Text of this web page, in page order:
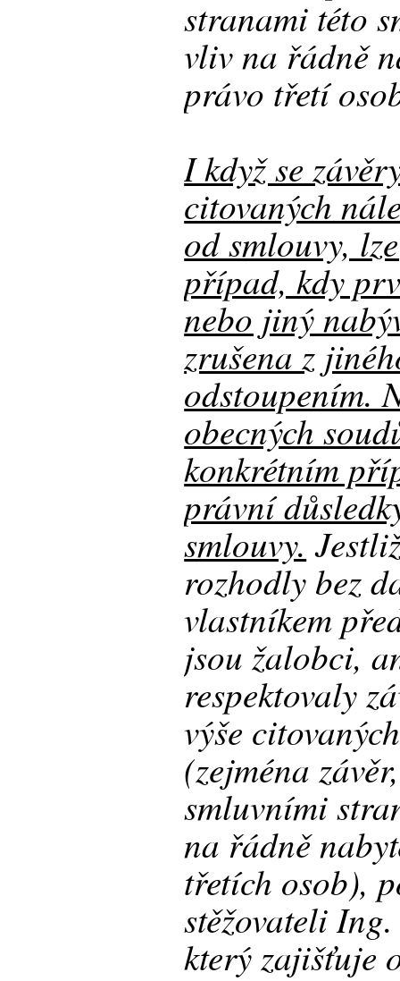
stranami této
vliv na řádně
právo třetí
I když se
citovaných
od smlouvy,
případ, kdy
nebo jiný
zrušena z
odstoupením.
obecných
konkrétním
právní
smlouvy.
rozhodly bez
vlastníkem
jsou žalobci,
respektovaly
výše
(zejména
smluvními
na řádně
třetích osob),
stěžovateli
který zajišťuje